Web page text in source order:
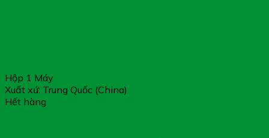
Hộp 1 Máy
Xuất xứ: Trung Quốc (China)
Hết hàng